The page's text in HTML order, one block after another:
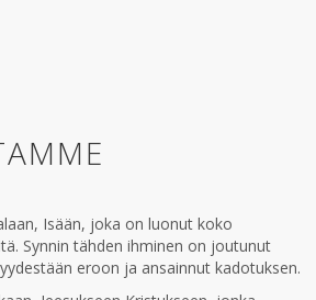
Isään, joka on luonut koko
Synnin tähden ihminen on joutunut
eroon ja ansainnut kadotuksen.